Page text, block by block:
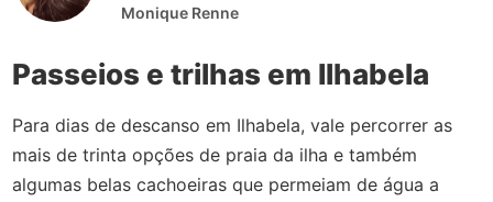
Monique Renne
Passeios e trilhas em Ilhabela
Para dias de descanso em Ilhabela, vale percorrer as
mais de trinta opções de praia da ilha e também
algumas belas cachoeiras que permeiam de água a